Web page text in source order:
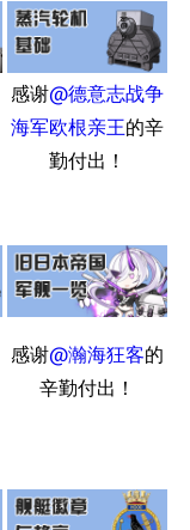
按类型
舰娘获得方式
换装
装备属性一览
卫星观测
感谢@德意志战争
海军欧根亲王的辛
勤付出！
感谢@瀚海狂客的
辛勤付出！